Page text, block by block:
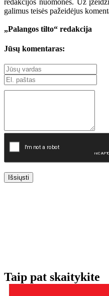
galimus teisės pažeidėjus
„Palangos tilto“ redakcija
Jūsų komentaras:
Išsiųsti
Taip pat skaitykite